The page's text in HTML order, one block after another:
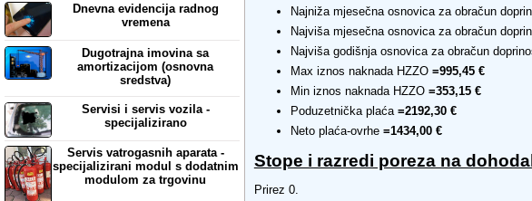
Dnevna evidencija radnog
vremena
Dugotrajna imovina sa
amortizacijom (osnovna
sredstva)
Servisi i servis vozila -
specijalizirano
Servis vatrogasnih aparata -
specijalizirani modul s dodatnim
modulom za trgovinu
Najniža mjesečna osnovica za obračun
Najviša mjesečna osnovica za obračun
Najviša godišnja osnovica za obračun
Max iznos naknada HZZO =995,45 €
Min iznos naknada HZZO =353,15 €
Poduzetnička plaća =2192,30 €
Neto plaća-ovrhe =1434,00 €
Stope i razredi poreza na
Prirez 0.